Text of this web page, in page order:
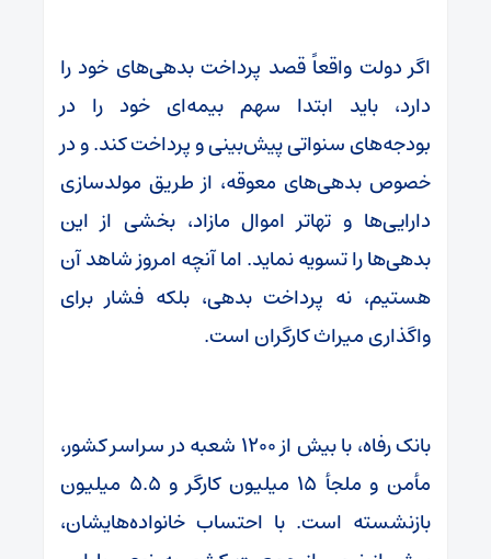
اگر دولت واقعاً قصد پرداخت بدهی‌های خود را
دارد، باید ابتدا سهم بیمه‌ای خود را در
بودجه‌های سنواتی پیش‌بینی و پرداخت کند. و در
خصوص بدهی‌های معوقه، از طریق مولدسازی
دارایی‌ها و تهاتر اموال مازاد، بخشی از این
بدهی‌ها را تسویه نماید. اما آنچه امروز شاهد آن
هستیم، نه پرداخت بدهی، بلکه فشار برای
واگذاری میراث کارگران است.
بانک رفاه، با بیش از ۱۲۰۰ شعبه در سراسر کشور،
مأمن و ملجأ ۱۵ میلیون کارگر و ۵.۵ میلیون
بازنشسته است. با احتساب خانواده‌هایشان،